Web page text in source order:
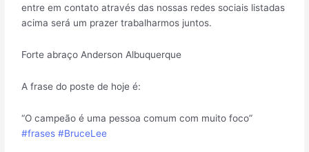
entre em contato através das nossas redes sociais listadas
acima será um prazer trabalharmos juntos.
Forte abraço Anderson Albuquerque
A frase do poste de hoje é:
“O campeão é uma pessoa comum com muito foco”
#frases #BruceLee